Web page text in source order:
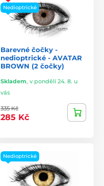
Nedioptrické
Barevné čočky -
nedioptrické - AVATAR
BROWN (2 čočky)
Skladem, v pondělí 24. 8. u
vás
335 Kč
285 Kč
Nedioptrické